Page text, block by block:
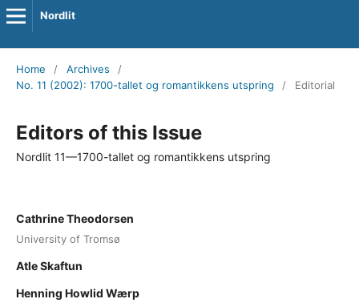
Nordlit
Home / Archives
/
No. 11 (2002): 1700-tallet og romantikkens utspring
/ Editorial
Editors of this Issue
Nordlit 11—1700-tallet og romantikkens utspring
Cathrine Theodorsen
University of Tromsø
Atle Skaftun
Henning Howlid Wærp